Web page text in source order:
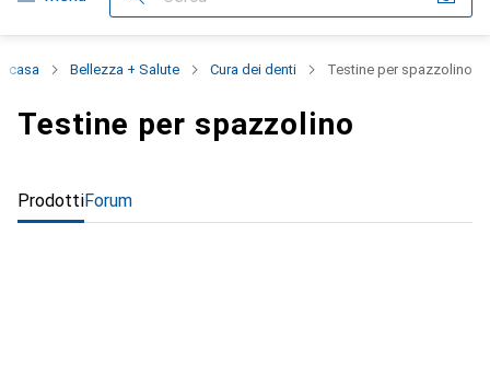
casa Bellezza + Salute Cura dei denti Testine per spazzolino
Testine per spazzolino
ProdottiForum